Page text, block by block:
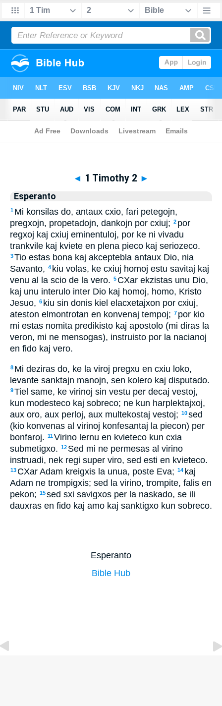
Biblia> Esperanto> 1 Timothy 2
◄ 1 Timothy 2 ►
Esperanto
1 Mi konsilas do, antaux cxio, fari petegojn,
pregxojn, propetadojn, dankojn por cxiuj; 2 por
regxoj kaj cxiuj eminentuloj, por ke ni vivadu
trankvile kaj kviete en plena pieco kaj seriozeco.
3Tio estas bona kaj akceptebla antaux Dio, nia
Savanto, 4 kiu volas, ke cxiuj homoj estu savitaj kaj
venu al la scio de la vero. 5 CXar ekzistas unu Dio,
kaj unu interulo inter Dio kaj homoj, homo, Kristo
Jesuo, 6 kiu sin donis kiel elacxetajxon por cxiuj,
ateston elmontrotan en konvenaj tempoj; 7 por kio
mi estas nomita predikisto kaj apostolo (mi diras la
veron, mi ne mensogas), instruisto por la nacianoj
en fido kaj vero.
8 Mi deziras do, ke la viroj pregxu en cxiu loko,
levante sanktajn manojn, sen kolero kaj disputado.
9Tiel same, ke virinoj sin vestu per decaj vestoj,
kun modesteco kaj sobreco; ne kun harplektajxoj,
aux oro, aux perloj, aux multekostaj vestoj; 10sed
(kio konvenas al virinoj konfesantaj la piecon) per
bonfaroj. 11Virino lernu en kvieteco kun cxia
submetigxo. 12 Sed mi ne permesas al virino
instruadi, nek regi super viro, sed esti en kvieteco.
13 CXar Adam kreigxis la unua, poste Eva; 14 kaj
Adam ne trompigxis; sed la virino, trompite, falis en
pekon; 15sed sxi savigxos per la naskado, se ili
dauxras en fido kaj amo kaj sanktigxo kun sobreco.
Esperanto
Bible Hub